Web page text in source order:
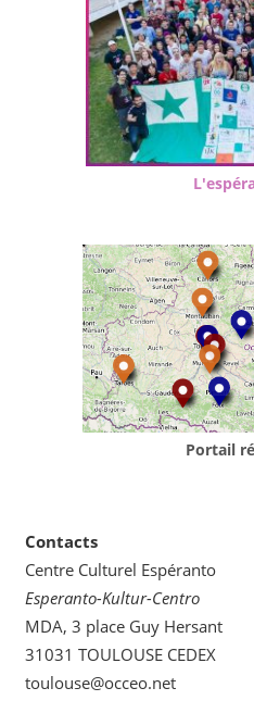
Portail
Contacts
Centre Culturel Espéranto
Esperanto-Kultur-Centro
MDA, 3 place Guy Hersant
31031 TOULOUSE CEDEX
toulouse@occeo.net